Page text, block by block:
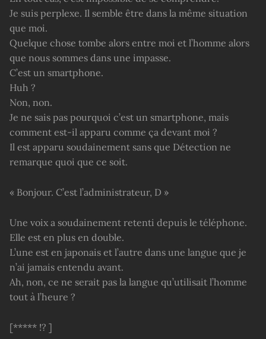
Je suis perplexe. Il semble être dans la même situation
que moi.
Quelque chose tombe alors entre moi et l’homme alors
que nous sommes dans une impasse.
C’est un smartphone.
Huh ?
Non, non.
Je ne sais pas pourquoi c’est un smartphone, mais
comment est-il apparu comme ça devant moi ?
Il est apparu soudainement sans que Détection ne
remarque quoi que ce soit.
« Bonjour. C’est l’administrateur, D »
Une voix a soudainement retenti depuis le téléphone.
Elle est en plus en double.
L’une est en japonais et l’autre dans une langue que je
n’ai jamais entendu avant.
Ah, non, ce ne serait pas la langue qu’utilisait l’homme
tout à l’heure ?
[***** !? ]